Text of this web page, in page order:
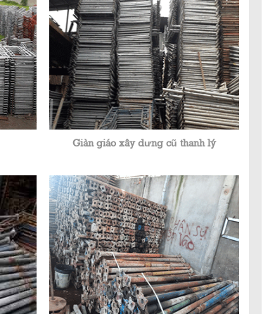
Giàn giáo xây dưng cũ thanh lý